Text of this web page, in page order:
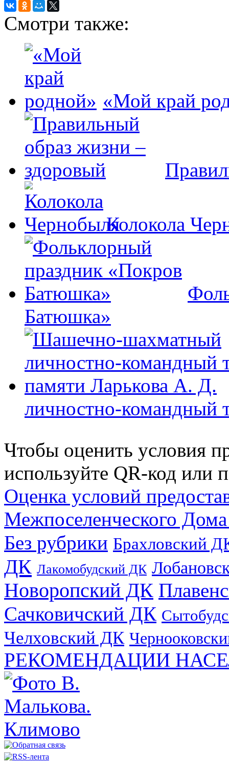
Смотри также:
«Мой край
Колокола
Батюшка»
личностно-командный
Чтобы оценить условия
используйте QR-код или
Оценка условий
Межпоселенческого
Без рубрики Брахловский
ДК Лакомобудский ДК
Новоропский ДК
Сачковичский ДК
Челховский ДК
РЕКОМЕНДАЦИИ